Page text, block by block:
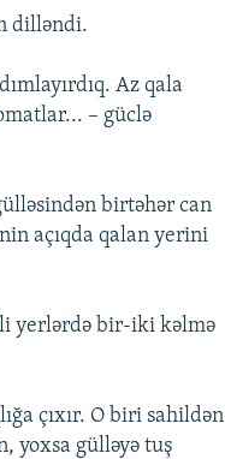
dilləndi.
Az qala
– güclə
birtəhər can
açıqda qalan yerini
yerlərdə bir-iki kəlmə
çıxır. O biri sahildən
yoxsa gülləyə tuş